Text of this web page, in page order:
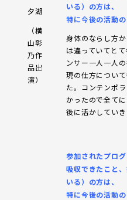
夕湖
（横
山彰
乃作
品出
演）
いる）の方は、
特に今後の活動
身体のならし方
は違っていてと
ンサー一人一人
現の仕方につい
た。コンテンポ
かったので全て
後に活かしていき
参加されたプロ
吸収できたこと
いる）の方は、
特に今後の活動